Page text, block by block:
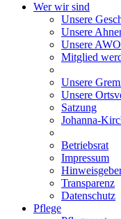
Wer wir sind
Unsere
Unsere
Unsere
Mitglied
Unsere
Unsere
Satzung
Johanna-
Betriebsrat
Impressum
Transparenz
Datenschutz
Pflege